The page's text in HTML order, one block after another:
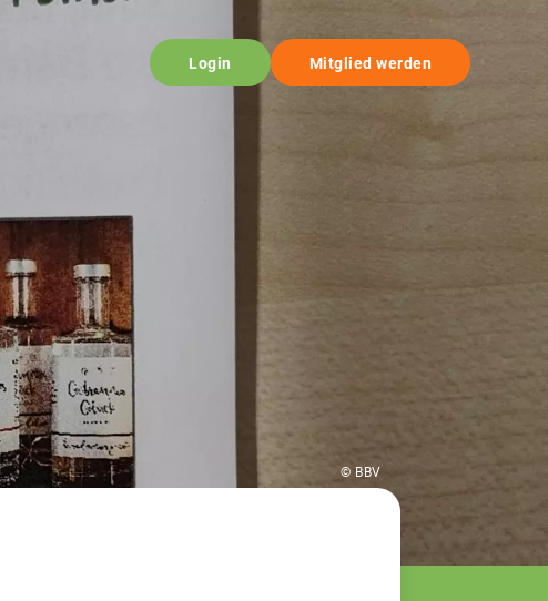
Login Mitglied werden
© BBV